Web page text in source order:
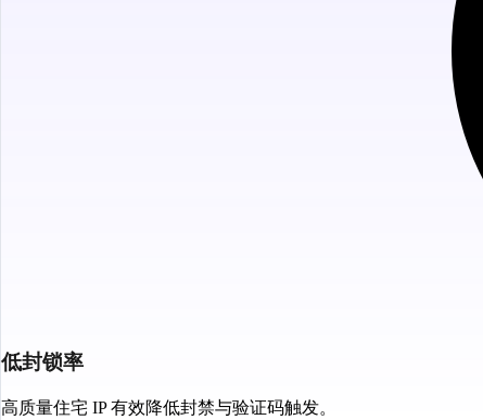
低封锁率
高质量住宅 IP 有效降低封禁与验证码触发。